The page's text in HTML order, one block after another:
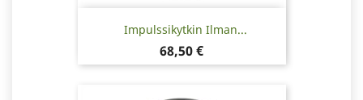
Impulssikytkin Ilman...
Hinta
68,50 €